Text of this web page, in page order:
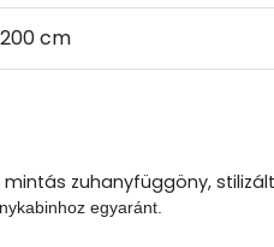
cm
zuhanyfüggöny,
egyaránt.